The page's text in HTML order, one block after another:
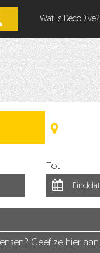
Wat is DecoDive?
Tot